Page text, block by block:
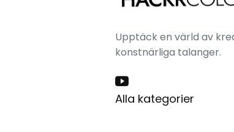
Upptäck en värld av
konstnärliga talanger.
Alla kategorier